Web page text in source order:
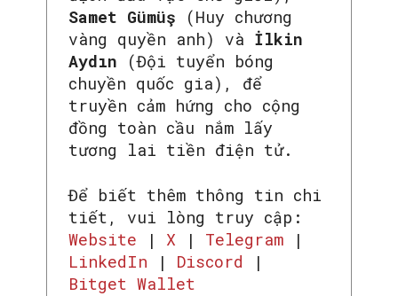
Samet Gümüş (Huy chương
vàng quyền anh) và İlkin
Aydın (Đội tuyển bóng
chuyền quốc gia), để
truyền cảm hứng cho cộng
đồng toàn cầu nắm lấy
tương lai tiền điện tử.
Để biết thêm thông tin chi
tiết, vui lòng truy cập:
Website | X | Telegram |
LinkedIn | Discord |
Bitget Wallet